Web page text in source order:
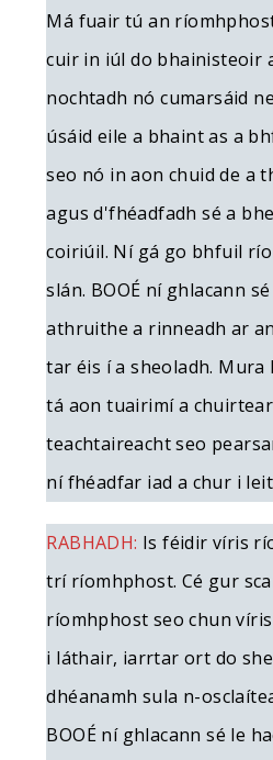
Má fuair tú an
cuir in iúl do bhainisteoir
nochtadh nó cumarsáid
úsáid eile a bhaint as a
seo nó in aon chuid de a
agus d'fhéadfadh sé a
coiriúil. Ní gá go bhfuil
slán. BOOÉ ní ghlacann
athruithe a rinneadh ar
tar éis í a sheoladh.
tá aon tuairimí a
teachtaireacht seo
ní fhéadfar iad a chur i
RABHADH: Is féidir víris
trí ríomhphost. Cé gur
ríomhphost seo chun
i láthair, iarrtar ort do
dhéanamh sula n-
BOOÉ ní ghlacann sé le